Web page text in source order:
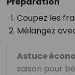
Coupez les
Mélangez
Astuce
saison pour